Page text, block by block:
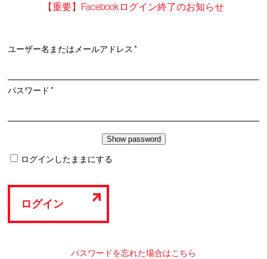
【重要】Facebookログイン終了のお知らせ
ユーザー名またはメールアドレス*必
パスワード*必
ログインしたままにする
ログイン
パスワードを忘れた場合はこちら